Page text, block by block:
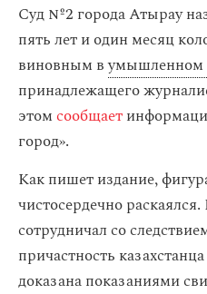
Суд №2 города Атырау
пять лет и один месяц
виновным вумышленном
принадлежащего
этомсообщает
город».
Как пишет издание,
чистосердечно
сотрудничал со
причастность
доказана показаниями